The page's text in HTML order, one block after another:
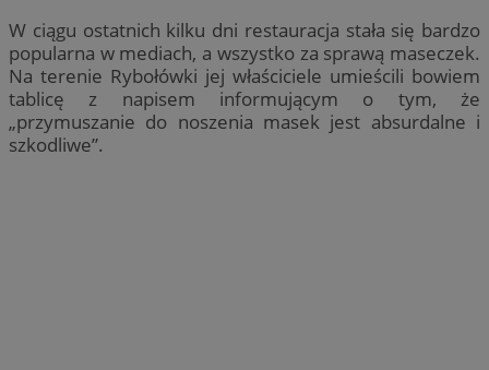
W ciągu ostatnich kilku dni restauracja stała się bardzo
popularna w mediach, a wszystko za sprawą maseczek.
Na terenie Rybołówki jej właściciele umieścili bowiem
tablicę z napisem informującym o tym, że
„przymuszanie do noszenia masek jest absurdalne i
szkodliwe”.